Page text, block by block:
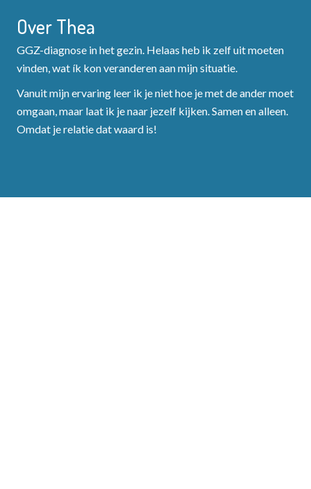
Over Thea
GGZ-diagnose in het gezin. Helaas heb ik zelf uit moeten
vinden, wat ík kon veranderen aan mijn situatie.
Vanuit mijn ervaring leer ik je niet hoe je met de ander moet
omgaan, maar laat ik je naar jezelf kijken. Samen en alleen.
Omdat je relatie dat waard is!